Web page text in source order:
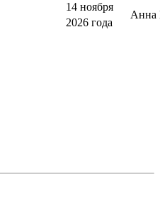
14 ноября
2026 года
Анна